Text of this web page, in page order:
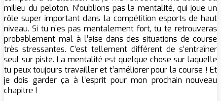
milieu du peloton. N’oublions pas la mentalité, qui joue un
rôle super important dans la compétition esports de haut
niveau. Si tu n’es pas mentalement fort, tu te retrouveras
probablement mal à l’aise dans des situations de course
très stressantes. C’est tellement différent de s’entraîner
seul sur piste. La mentalité est quelque chose sur laquelle
tu peux toujours travailler et t’améliorer pour la course ! Et
je dois garder ça à l’esprit pour mon prochain nouveau
chapitre !